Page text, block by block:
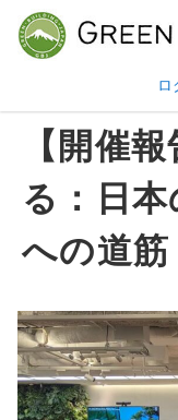
ロ
【開催
る：日
への道筋